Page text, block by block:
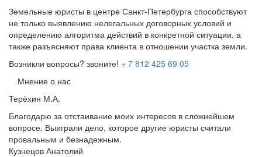
Земельные юристы в центре Санкт-Петербурга способствуют
не только выявлению нелегальных договорных условий и
определению алгоритма действий в конкретной ситуации, а
также разъясняют права клиента в отношении участка земли.
Возникли вопросы? звоните! + 7 812 425 69 05
Мнение о нас
Терёхин М.А.
Благодарю за отстаивание моих интересов в сложнейшем
вопросе. Выиграли дело, которое другие юристы считали
провальным и безнадежным.
Кузнецов Анатолий